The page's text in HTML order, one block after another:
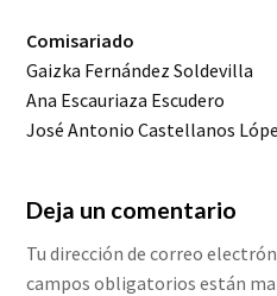
Comisariado
Gaizka Fernández Soldevilla
Ana Escauriaza Escudero
José Antonio Castellanos
Deja un comentario
Tu dirección de correo
campos obligatorios están